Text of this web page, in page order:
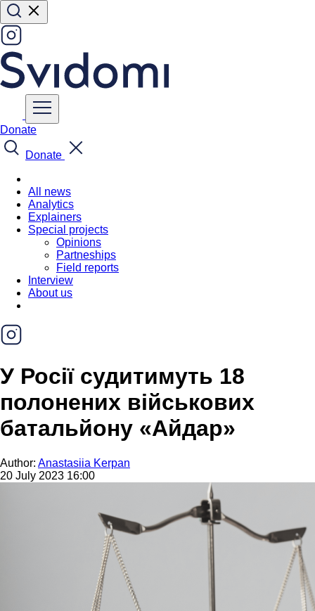
Donate
Donate
All news
Analytics
Explainers
Special projects
Opinions
Partneships
Field reports
Interview
About us
У Росії судитимуть 18
полонених військових
батальйону «Айдар»
Author: Anastasiia Kerpan
20 July 2023 16:00